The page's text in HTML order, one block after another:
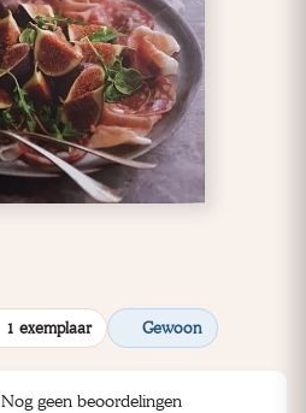
1 exemplaar Gewoon
Nog geen beoordelingen